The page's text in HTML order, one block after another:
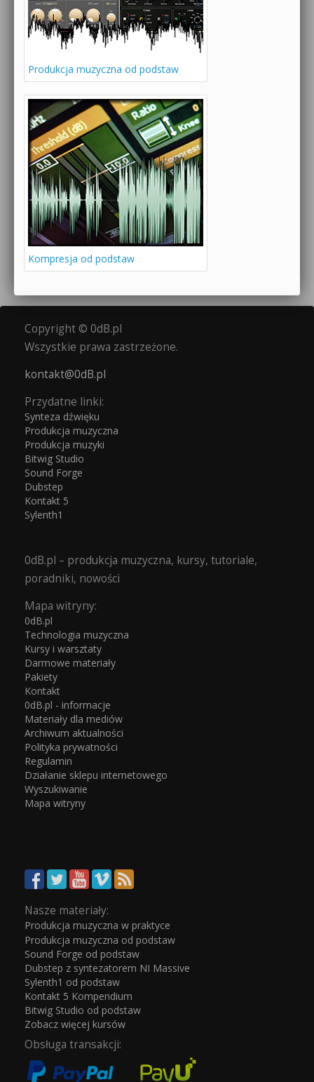
Produkcja muzyczna od podstaw
Kompresja od podstaw
Copyright © 0dB.pl
Wszystkie prawa zastrzeżone.
kontakt@0dB.pl
Przydatne linki:
Synteza dźwięku
Produkcja muzyczna
Produkcja muzyki
Bitwig Studio
Sound Forge
Dubstep
Kontakt 5
Sylenth1
0dB.pl – produkcja muzyczna, kursy, tutoriale,
poradniki, nowości
Mapa witryny:
0dB.pl
Technologia muzyczna
Kursy i warsztaty
Darmowe materiały
Pakiety
Kontakt
0dB.pl - informacje
Materiały dla mediów
Archiwum aktualności
Polityka prywatności
Regulamin
Działanie sklepu internetowego
Wyszukiwanie
Mapa witryny
Nasze materiały:
Produkcja muzyczna w praktyce
Produkcja muzyczna od podstaw
Sound Forge od podstaw
Dubstep z syntezatorem NI Massive
Sylenth1 od podstaw
Kontakt 5 Kompendium
Bitwig Studio od podstaw
Zobacz więcej kursów
Obsługa transakcji: